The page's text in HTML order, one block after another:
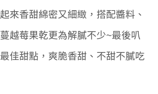
來香甜綿密又細緻，搭配醬料、
越莓果乾更為解膩不少~最後叭
佳甜點，爽脆香甜、不甜不膩吃